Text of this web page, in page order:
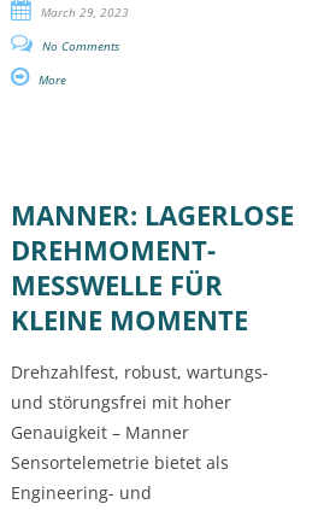
March 29, 2023
No Comments
More
MANNER: LAGERLOSE
DREHMOMENT-
MESSWELLE FÜR
KLEINE MOMENTE
Drehzahlfest, robust, wartungs-
und störungsfrei mit hoher
Genauigkeit – Manner
Sensortelemetrie bietet als
Engineering- und